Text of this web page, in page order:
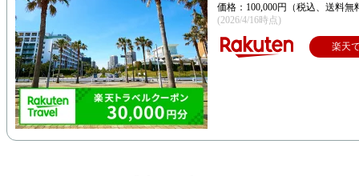
価格：100,000円（税込、送料無
(2026/4/16時点)
楽天